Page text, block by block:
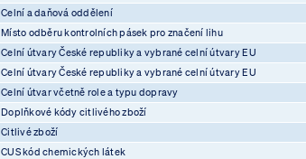
Celní a daňová oddělení
Místo odběru kontrolních pásek pro značení lihu
Celní útvary České republiky a vybrané celní útvary EU
Celní útvary České republiky a vybrané celní útvary EU
Celní útvar včetně role a typu dopravy
Doplňkové kódy citlivého zboží
Citlivé zboží
CUS kód chemických látek